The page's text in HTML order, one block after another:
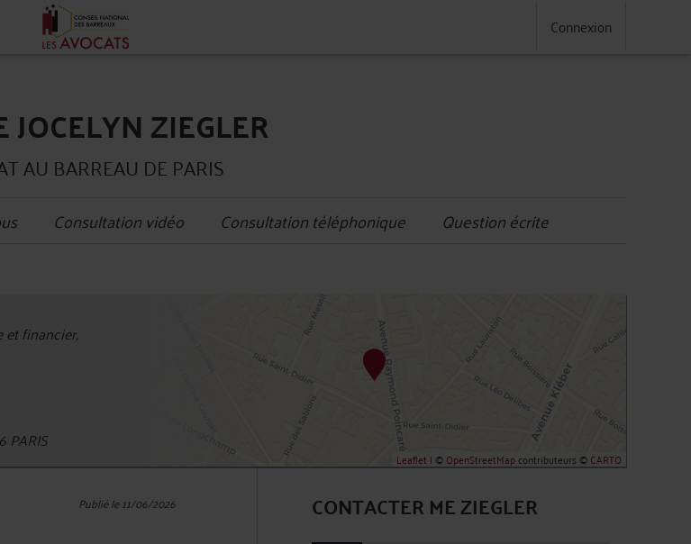
Connexion
JOCELYN ZIEGLER
AU BARREAU DE PARIS
Consultation vidéo Consultation téléphonique Question écrite
et financier,
PARIS
Leaflet | ©OpenStreetMapcontributeurs ©CARTO
Publié le 11/06/2026 CONTACTER ME ZIEGLER